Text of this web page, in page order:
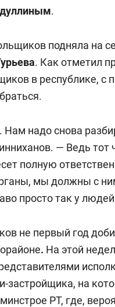
.
подняла на
. Как отметил
в республике, с
Нам надо снова
— Ведь тот
полную
мы должны с
просто так у людей
не первый год
. На этой
застройщика, на
РТ, где,